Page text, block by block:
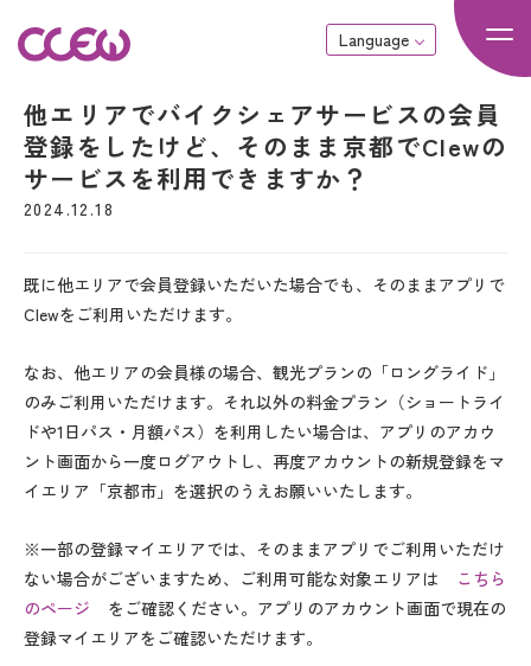
Language
他エリアでバイクシェアサービスの会員
登録をしたけど、そのまま京都でClewの
サービスを利用できますか？
2024.12.18
既に他エリアで会員登録いただいた場合でも、そのままアプリで
Clewをご利用いただけます。
なお、他エリアの会員様の場合、観光プランの「ロングライド」
のみご利用いただけます。それ以外の料金プラン（ショートライ
ドや1日パス・月額パス）を利用したい場合は、アプリのアカウ
ント画面から一度ログアウトし、再度アカウントの新規登録をマ
イエリア「京都市」を選択のうえお願いいたします。
※一部の登録マイエリアでは、そのままアプリでご利用いただけ
ない場合がございますため、ご利用可能な対象エリアは
こちら
のページ
をご確認ください。アプリのアカウント画面で現在の
登録マイエリアをご確認いただけます。